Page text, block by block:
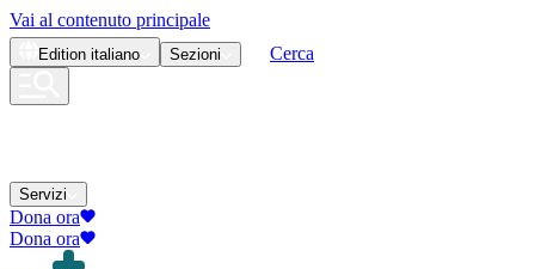
Vai al contenuto principale
Edition italiano Sezioni Cerca
Servizi
Dona ora
Dona ora